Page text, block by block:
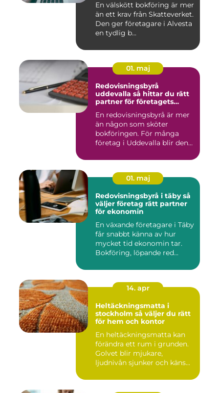
En välskött bokföring är mer
än ett krav från Skatteverket.
Den ger företagare i Alvesta
en tydlig b...
01. maj
Redovisningsbyrå
uddevalla så hittar du rätt
partner för företagets
En redovisningsbyrå är mer
än någon som sköter
bokföringen. För många
företag i Uddevalla blir den
01. maj
Redovisningsbyrå i täby så
väljer företag rätt partner
för ekonomin
En växande företagare i Täby
får snabbt känna av hur
mycket tid ekonomin tar.
Bokföring, löpande red...
14. apr
Heltäckningsmatta i
stockholm så väljer du rätt
för hem och kontor
En heltäckningsmatta kan
förändra ett rum i grunden.
Golvet blir mjukare,
ljudnivån sjunker och käns...